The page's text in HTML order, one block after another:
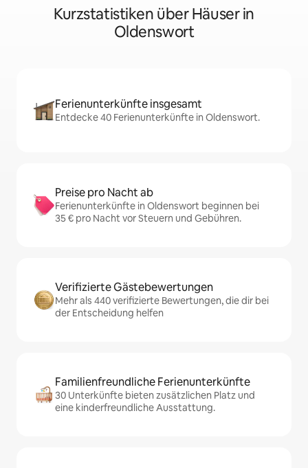
Kurzstatistiken über Häuser in
Oldenswort
Ferienunterkünfte insgesamt
Entdecke 40 Ferienunterkünfte in Oldenswort.
Preise pro Nacht ab
Ferienunterkünfte in Oldenswort beginnen bei
35 € pro Nacht vor Steuern und Gebühren.
Verifizierte Gästebewertungen
Mehr als 440 verifizierte Bewertungen, die dir bei
der Entscheidung helfen
Familienfreundliche Ferienunterkünfte
30 Unterkünfte bieten zusätzlichen Platz und
eine kinderfreundliche Ausstattung.